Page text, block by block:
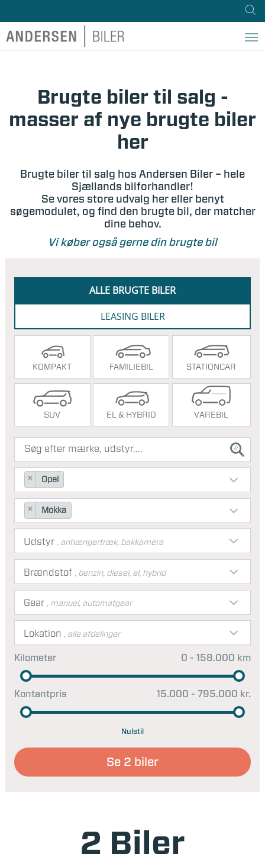
Brugte biler til salg -
masser af nye brugte biler
her
Brugte biler til salg hos Andersen Biler – hele
Sjællands bilforhandler!
Se vores store udvalg her eller benyt
søgemodulet, og find den brugte bil, der matcher
dine behov.
Vi køber også gerne din brugte bil
ALLE BRUGTE BILER
LEASING BILER
KOMPAKT FAMILIEBIL STATIONCAR
SUV EL & HYBRID VAREBIL
Kontantpris 15.000 - 795.000 kr.
Kilometer 0 - 158.000 km
× Opel
× Mokka
Brændstof , benzin, diesel, el, hybrid
Gear , manuel, automatgear
Udstyr , anhængertræk, bakkamera
Lokation , alle afdelinger
Nulstil
Se 2 biler
2 Biler